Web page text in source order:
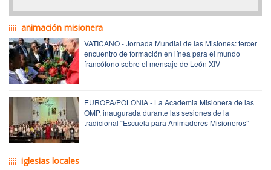
animación misionera
VATICANO - Jornada Mundial de las Misiones: tercer
encuentro de formación en línea para el mundo
francófono sobre el mensaje de León XIV
EUROPA/POLONIA - La Academia Misionera de las
OMP, inaugurada durante las sesiones de la
tradicional “Escuela para Animadores Misioneros”
iglesias locales